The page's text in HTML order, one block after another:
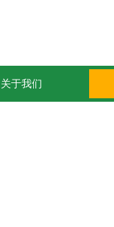
关于我们